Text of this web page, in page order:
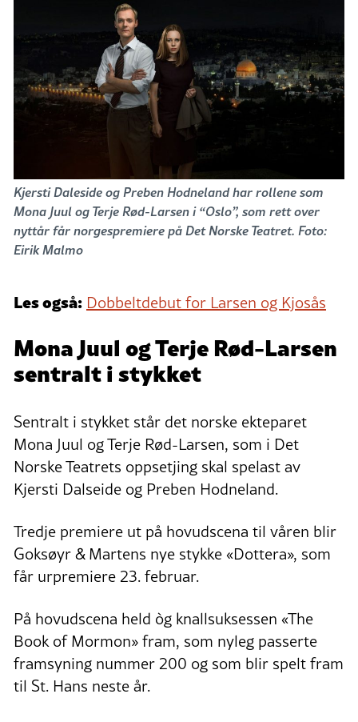
Kjersti Daleside og Preben Hodneland har rollene som
Mona Juul og Terje Rød-Larsen i “Oslo”, som rett over
nyttår får norgespremiere på Det Norske Teatret. Foto:
Eirik Malmo
Les også: Dobbeltdebut for Larsen og Kjosås
Mona Juul og Terje Rød-Larsen
sentralt i stykket
Sentralt i stykket står det norske ekteparet
Mona Juul og Terje Rød-Larsen, som i Det
Norske Teatrets oppsetjing skal spelast av
Kjersti Dalseide og Preben Hodneland.
Tredje premiere ut på hovudscena til våren blir
Goksøyr & Martens nye stykke «Dottera», som
får urpremiere 23. februar.
På hovudscena held òg knallsuksessen «The
Book of Mormon» fram, som nyleg passerte
framsyning nummer 200 og som blir spelt fram
til St. Hans neste år.